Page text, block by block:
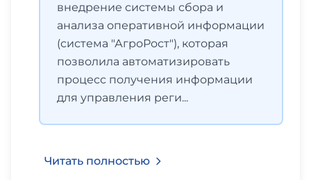
внедрение системы сбора и
анализа оперативной информации
(система "АгроРост"), которая
позволила автоматизировать
процесс получения информации
для управления реги...
Читать полностью